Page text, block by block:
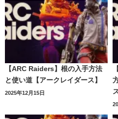
【ARC Raiders】根の入手方法
と使い道【アークレイダース】
2025年12月15日